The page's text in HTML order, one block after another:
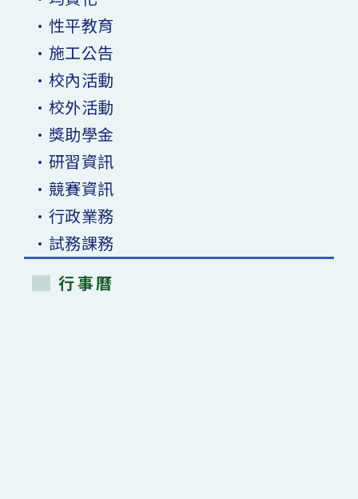
•性平教育
•施工公告
•校內活動
•校外活動
•獎助學金
•研習資訊
•競賽資訊
•行政業務
•試務課務
行事曆